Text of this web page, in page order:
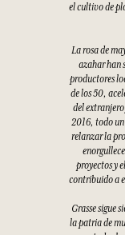
el cultivo de
La rosa de
azahar han
productores
de los 50,
del
2016, todo un
relanzar la
proyectos y
contribuido a
Grasse sigue
la patria de